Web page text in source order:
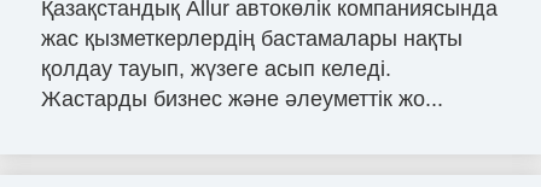
Қазақстандық Allur автокөлік компаниясында
жас қызметкерлердің бастамалары нақты
қолдау тауып, жүзеге асып келеді.
Жастарды бизнес және әлеуметтік жо...